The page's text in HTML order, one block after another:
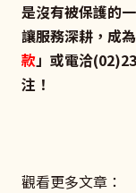
是沒有被保護的
讓服務深耕，成
款」或電洽
注！
觀看更多文章：